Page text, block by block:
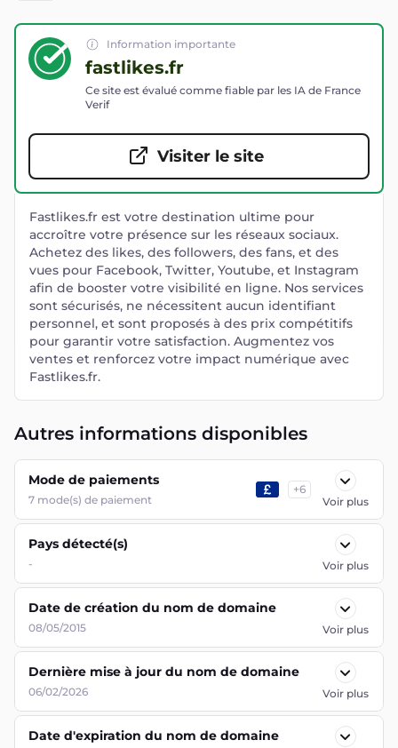
Information importante
fastlikes.fr
Ce site est évalué comme fiable par les IA de France
Verif
Visiter le site
Fastlikes.fr est votre destination ultime pour
accroître votre présence sur les réseaux sociaux.
Achetez des likes, des followers, des fans, et des
vues pour Facebook, Twitter, Youtube, et Instagram
afin de booster votre visibilité en ligne. Nos services
sont sécurisés, ne nécessitent aucun identifiant
personnel, et sont proposés à des prix compétitifs
pour garantir votre satisfaction. Augmentez vos
ventes et renforcez votre impact numérique avec
Fastlikes.fr.
Autres informations disponibles
Mode de paiements
7 mode(s) de paiement
+6
Voir plus
Pays détecté(s)
- Voir plus
Date de création du nom de domaine
08/05/2015 Voir plus
Dernière mise à jour du nom de domaine
06/02/2026 Voir plus
Date d'expiration du nom de domaine